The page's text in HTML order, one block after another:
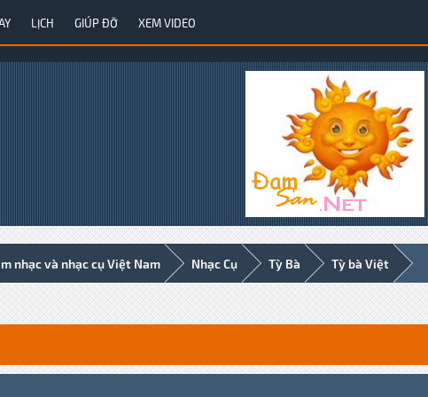
LỊCH GIÚP ĐỠ XEM VIDEO
nhạc và nhạc cụ Việt Nam Nhạc Cụ Tỳ Bà Tỳ bà Việt